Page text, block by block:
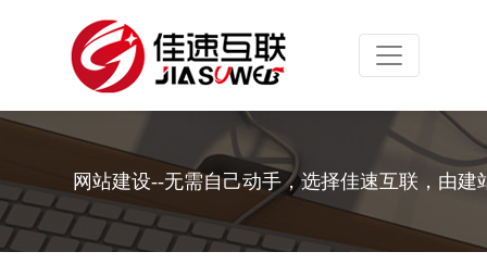
Toggle
网站建设--无需自己动手，选择佳速互联，由建